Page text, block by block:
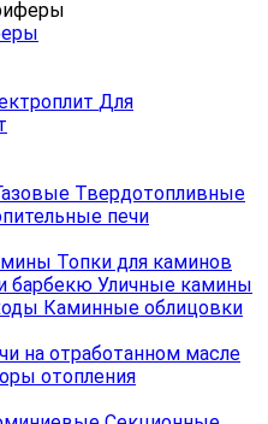
Для
Твердотопливные
печи
Топки для каминов
барбекю Уличные камины
Каминные облицовки
на отработанном масле
отопления